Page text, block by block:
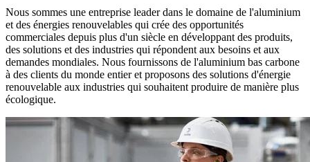
Nous sommes une entreprise leader dans le domaine de l'aluminium
et des énergies renouvelables qui crée des opportunités
commerciales depuis plus d'un siècle en développant des produits,
des solutions et des industries qui répondent aux besoins et aux
demandes mondiales. Nous fournissons de l'aluminium bas carbone
à des clients du monde entier et proposons des solutions d'énergie
renouvelable aux industries qui souhaitent produire de manière plus
écologique.